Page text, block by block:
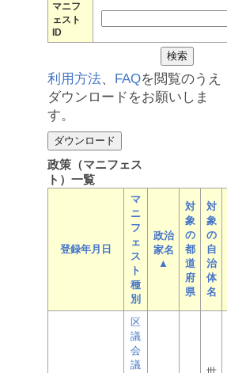
マニフ
ェスト
ID
利用方法、 FAQを閲覧のうえ
ダウンロードをお願いしま
す。
政策（マニフェス
ト）一覧
登録年月日
マ
ニ
フ
ェ
ス
ト
種
別
政治
家名
▲
対
象
の
都
道
府
県
対
象
の
自
治
体
名
区
議
会
議